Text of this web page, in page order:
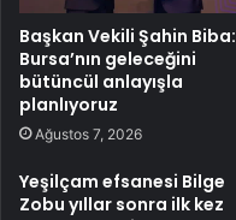
Başkan Vekili Şahin Biba:
Bursa’nın geleceğini
bütüncül anlayışla
planlıyoruz
Ağustos 7, 2026
Yeşilçam efsanesi Bilge
Zobu yıllar sonra ilk kez